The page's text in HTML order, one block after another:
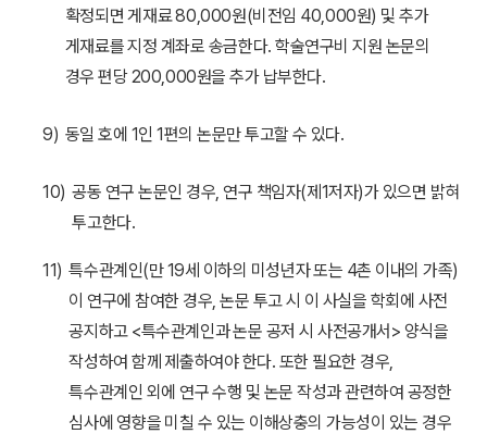
확정되면 게재료 80,000원(비전임 40,000원) 및 추가
게재료를 지정 계좌로 송금한다. 학술연구비 지원 논문의
경우 편당 200,000원을 추가 납부한다.
9) 동일 호에 1인 1편의 논문만 투고할 수 있다.
10) 공동 연구 논문인 경우, 연구 책임자(제1저자)가 있으면 밝혀
투고한다.
11) 특수관계인(만 19세 이하의 미성년자 또는 4촌 이내의 가족)
이 연구에 참여한 경우, 논문 투고 시 이 사실을 학회에 사전
공지하고 <특수관계인과 논문 공저 시 사전공개서> 양식을
작성하여 함께 제출하여야 한다. 또한 필요한 경우,
특수관계인 외에 연구 수행 및 논문 작성과 관련하여 공정한
심사에 영향을 미칠 수 있는 이해상충의 가능성이 있는 경우